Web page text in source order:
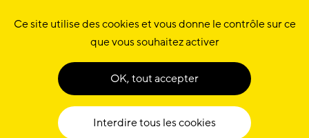
10 RUE SAINT-MARC 75002 PARIS
MENTIONS LÉGALES
Ce site utilise des cookies et vous donne le contrôle sur ce
que vous souhaitez activer
OK, tout accepter
Interdire tous les cookies